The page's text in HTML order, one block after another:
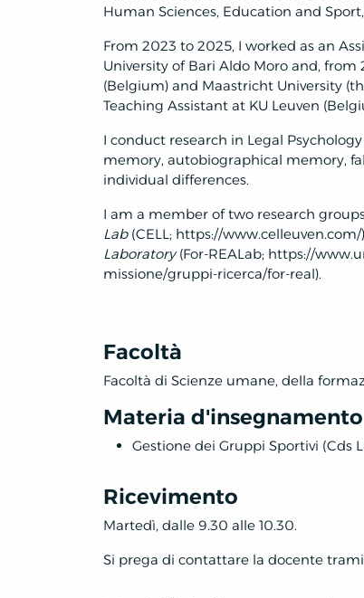
Human Sciences, Education and
From 2023 to 2025, I worked as an
University of Bari Aldo Moro and, from
(Belgium) and Maastricht University
Teaching Assistant at KU Leuven
I conduct research in Legal
memory, autobiographical memory,
individual differences.
I am a member of two research
Lab(CELL; https://
Laboratory(For-REALab; https://
missione/gruppi-ricerca/for-real).
Facoltà
Facoltà di Scienze umane, della
Materia d'insegnamento
Gestione dei Gruppi Sportivi (Cds
Ricevimento
Martedì, dalle 9.30 alle 10.30.
Si prega di contattare la docente